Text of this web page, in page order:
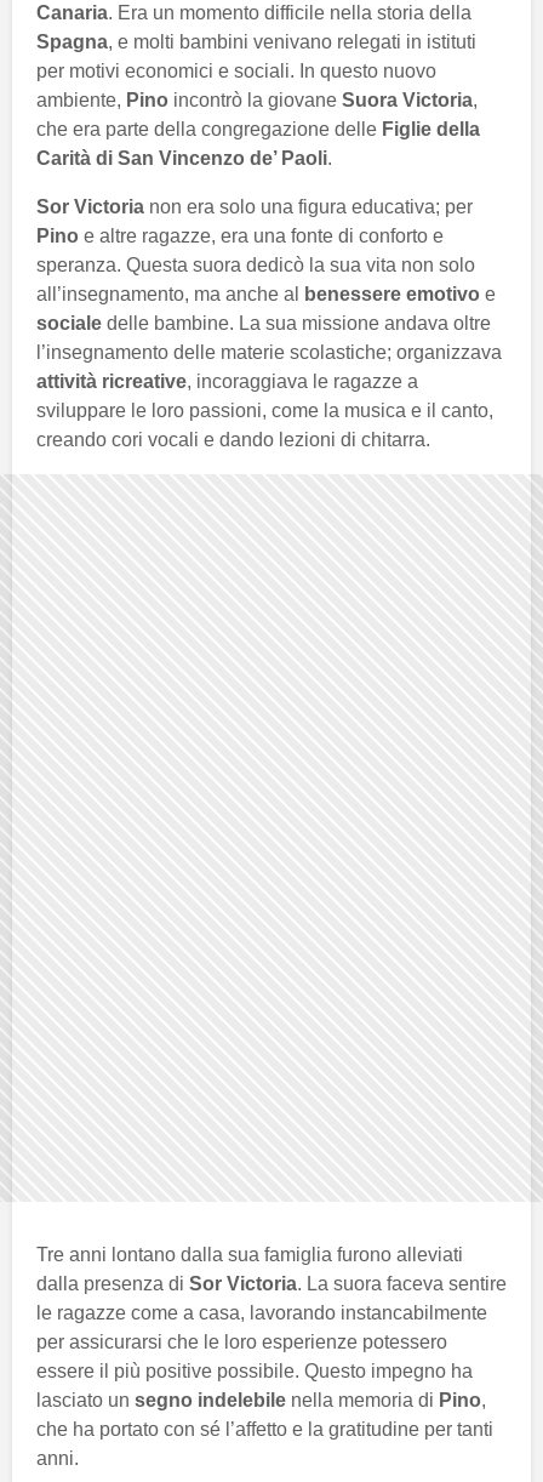
Canaria. Era un momento difficile nella storia della
Spagna, e molti bambini venivano relegati in istituti
per motivi economici e sociali. In questo nuovo
ambiente, Pino incontrò la giovane Suora Victoria,
che era parte della congregazione delle Figlie della
Carità di San Vincenzo de’ Paoli.
Sor Victoria non era solo una figura educativa; per
Pino e altre ragazze, era una fonte di conforto e
speranza. Questa suora dedicò la sua vita non solo
all’insegnamento, ma anche al
benessere emotivo e
sociale delle bambine. La sua missione andava oltre
l’insegnamento delle materie scolastiche; organizzava
attività ricreative, incoraggiava le ragazze a
sviluppare le loro passioni, come la musica e il canto,
creando cori vocali e dando lezioni di chitarra.
Tre anni lontano dalla sua famiglia furono alleviati
dalla presenza di Sor Victoria. La suora faceva sentire
le ragazze come a casa, lavorando instancabilmente
per assicurarsi che le loro esperienze potessero
essere il più positive possibile. Questo impegno ha
lasciato un segno indelebile nella memoria di Pino,
che ha portato con sé l’affetto e la gratitudine per tanti
anni.